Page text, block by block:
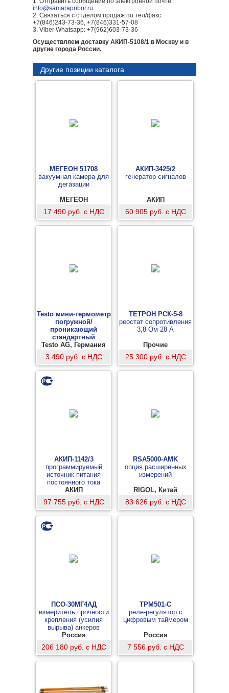
info@samarapribor.ru
2. Связаться с отделом продаж по тел/факс:
+7(846)243-73-36, +7(846)331-57-08
3. Viber Whatsapp: +7(962)603-73-36
Осуществляем доставку АКИП-5108/1 в Москву и в
другие города России.
Другие позиции каталога
МЕГЕОН 51708
вакуумная камера для
дегазации
МЕГЕОН
17 490 руб. с НДС
АКИП-3425/2
генератор сигналов
АКИП
60 905 руб. с НДС
Testo мини-термометр
погружной/
проникающий
стандартный
для измерений
температуры воздуха,
мягких или сыпучих
субстанций, жидкостей
Testo AG, Германия
3 490 руб. с НДС
ТЕТРОН РСК-5-8
реостат сопротивления
3,8 Ом 28 А
Прочие
25 300 руб. с НДС
АКИП-1142/3
программируемый
источник питания
постоянного тока
АКИП
97 755 руб. с НДС
RSA5000-AMK
опция расширенных
измерений
RIGOL, Китай
83 626 руб. с НДС
ПСО-30МГ4АД
измеритель прочности
крепления (усилия
вырыва) анкеров
фасадных систем
Россия
206 180 руб. с НДС
ТРМ501-С
реле-регулятор с
цифровым таймером
Россия
7 556 руб. с НДС